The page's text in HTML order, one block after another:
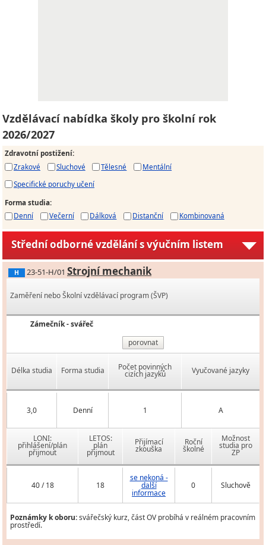
Vzdělávací nabídka školy pro školní rok
2026/2027
Zdravotní postižení:
Zrakové
Sluchové Tělesné
Mentální
Specifické poruchy učení
Forma studia:
Denní
Večerní Dálková Distanční Kombinovaná
Střední odborné vzdělání s výučním listem
H 23-51-H/01 Strojní mechanik
Zaměření nebo Školní vzdělávací program (ŠVP)
Zámečník - svářeč
porovnat
Délka studia Forma studia Počet povinných
cizích jazyků Vyučované jazyky
3,0 Denní 1 A
LONI:
přihlášení/plán
přijmout
LETOS:
plán
přijmout
Přijímací
zkouška
Roční
školné
Možnost
studia pro
ZP
40 / 18 18
se nekoná -
další
informace
0 Sluchově
Poznámky k oboru:svářečský kurz, část OV probíhá v reálném pracovním
prostředí.